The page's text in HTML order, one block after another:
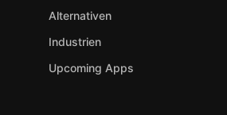
Alternativen
Industrien
Upcoming Apps